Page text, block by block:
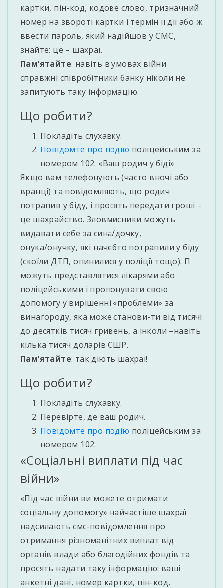
картки, пін-код, кодове слово, тризначний
номер на звороті картки і термін її дії або ж
ввести пароль, який надійшов у CMC,
знайте: це – шахраї.
Пам’ятайте: навіть в умовах війни
справжні співробітники банку ніколи не
запитують таку інформацію.
Що робити?
Покладіть слухавку.
Повідомте про подію поліцейським за
номером 102. «Ваш родич у біді»
Якщо вам телефонують (часто вночі або
вранці) та повідомляють, що родич
потрапив у біду, і просять передати гроші –
це шахрайство. Зловмисники можуть
видавати себе за сина/дочку,
онука/онучку, які начебто потрапили у біду
(скоїли ДТП, опинилися у поліції тощо). П
можуть представлятися лікарями або
поліцейськими і пропонувати свою
допомогу у вирішенні «проблеми» за
винагороду, яка може станови-ти від тисячі
до десятків тисяч гривень, а інколи –навіть
кілька тисяч доларів СШР.
Пам’ятайте: так діють шахраї!
Що робити?
Покладіть слухавку.
Перевірте, де ваш родич.
Повідомте про подію поліцейським за
номером 102.
«Соціальні виплати під час
війни»
«Під час війни ви можете отримати
соціальну допомогу» найчастіше шахраї
надсилають смс-повідомлення про
отримання різноманітних виплат від
органів влади або благодійних фондів та
просять надати таку інформацію: ваші
анкетні дані, номер картки, пін-код,